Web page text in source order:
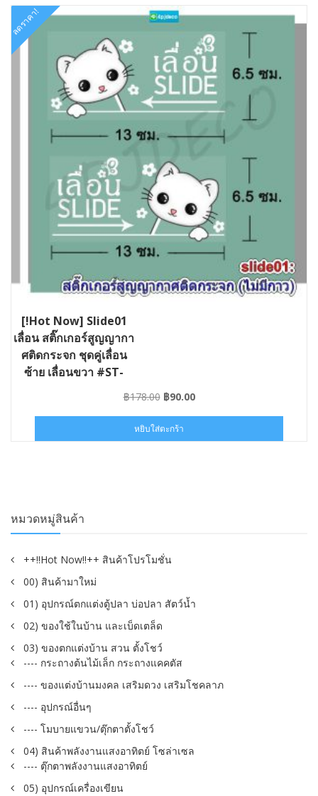
ลดราคา!
[!Hot Now] Slide01
เลื่อน สติ๊กเกอร์สูญญากา
ศติดกระจก ชุดคู่เลื่อน
ซ้าย เลื่อนขวา #ST-
฿178.00 Original
was:
฿178.00.
฿90.00Current
฿90.00.
หยิบใส่ตะกร้า
หมวดหมู่สินค้า
++!!Hot Now!!++ สินค้าโปรโมชั่น
00) สินค้ามาใหม่
01) อุปกรณ์ตกแต่งตู้ปลา บ่อปลา สัตว์น้ำ
02) ของใช้ในบ้าน และเบ็ดเตล็ด
03) ของตกแต่งบ้าน สวน ตั้งโชว์
---- กระถางต้นไม้เล็ก กระถางแคคตัส
---- ของแต่งบ้านมงคล เสริมดวง เสริมโชคลาภ
---- อุปกรณ์อื่นๆ
---- โมบายแขวน/ตุ๊กตาตั้งโชว์
04) สินค้าพลังงานแสงอาทิตย์ โซล่าเซล
---- ตุ๊กตาพลังงานแสงอาทิตย์
05) อุปกรณ์เครื่องเขียน